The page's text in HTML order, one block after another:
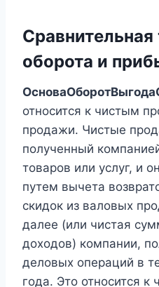
Сравнительная
оборота и
ОсноваОборотВыгода
относится к чистым
продажи. Чистые
полученный
товаров или услуг, и
путем вычета
скидок из валовых
далее (или чистая
доходов) компании,
деловых операций в
года. Это относится к